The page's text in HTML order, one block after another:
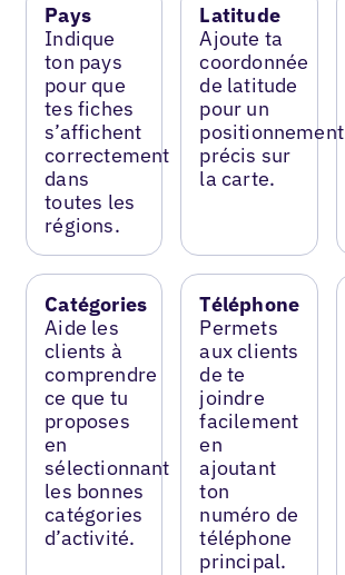
Pays
Indique
ton pays
pour que
tes fiches
s’affichent
correctement
dans
toutes les
régions.
Latitude
Ajoute ta
coordonnée
de latitude
pour un
positionnement
précis sur
la carte.
Catégories
Aide les
clients à
comprendre
ce que tu
proposes
en
sélectionnant
les bonnes
catégories
d’activité.
Téléphone
Permets
aux clients
de te
joindre
facilement
en
ajoutant
ton
numéro de
téléphone
principal.